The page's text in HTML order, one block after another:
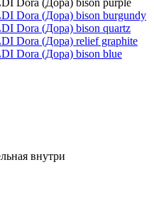
внутри